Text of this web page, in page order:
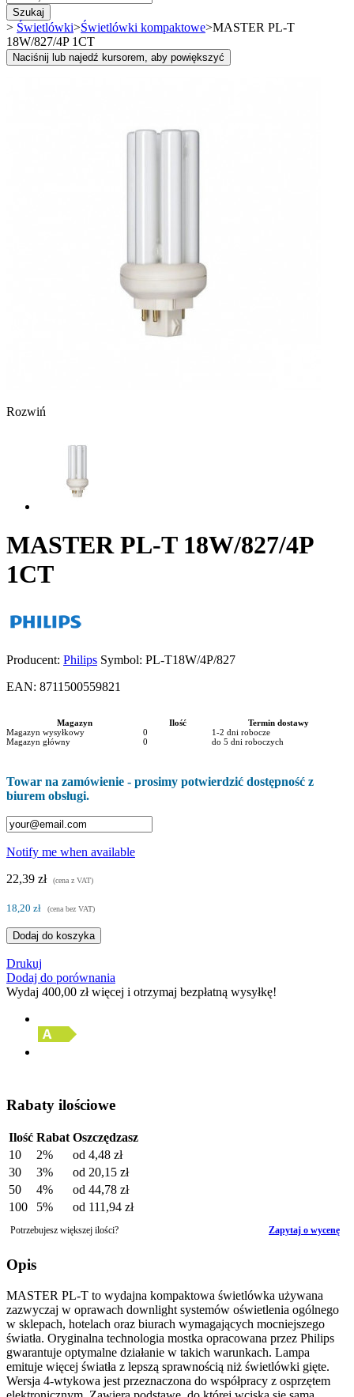
Szukaj
> Świetlówki>Świetlówki kompaktowe>MASTER PL-T
18W/827/4P 1CT
Naciśnij lub najedź kursorem, aby powiększyć
Rozwiń
MASTER PL-T 18W/827/4P
1CT
Producent: Philips Symbol: PL-T18W/4P/827
EAN: 8711500559821
Magazyn Ilość
Termin dostawy
Magazyn wysyłkowy
0
1-2 dni robocze
Magazyn główny
0 do 5 dni roboczych
Towar na zamówienie - prosimy potwierdzić dostępność z
biurem obsługi.
Notify me when available
22,39 zł
(cena z VAT)
18,20 zł (cena bez VAT)
Dodaj do koszyka
Drukuj
Dodaj do porównania
Wydaj 400,00 złwięcej i otrzymaj bezpłatną wysyłkę!
Rabaty ilościowe
Ilość Rabat Oszczędzasz
10
2% od 4,48 zł
30
3% od 20,15 zł
50
4% od 44,78 zł
100
5% od 111,94 zł
Potrzebujesz większej ilości? Zapytaj o wycenę
Opis
MASTER PL-T to wydajna kompaktowa świetlówka używana
zazwyczaj w oprawach downlight systemów oświetlenia ogólnego
w sklepach, hotelach oraz biurach wymagających mocniejszego
światła. Oryginalna technologia mostka opracowana przez Philips
gwarantuje optymalne działanie w takich warunkach. Lampa
emituje więcej światła z lepszą sprawnością niż świetlówki gięte.
Wersja 4-wtykowa jest przeznaczona do współpracy z osprzętem